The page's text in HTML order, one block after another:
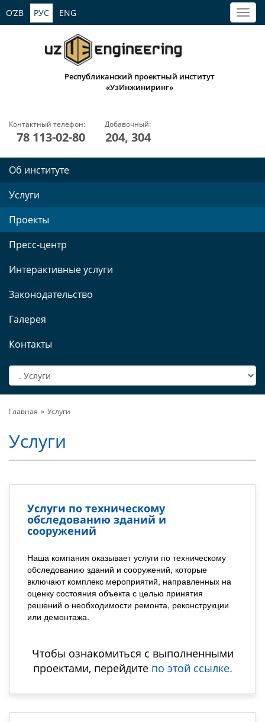
O’ZB РУС ENG
Республиканский проектный институт
«УзИнжиниринг»
Контактный телефон:
78 113-02-80
Добавочный:
204, 304
Об институте
Услуги
Проекты
Пресс-центр
Интерактивные услуги
Законодательство
Галерея
Контакты
Главная Услуги
Услуги
Услуги по техническому
обследованию зданий и
сооружений
Наша компания оказывает услуги по техническому
обследованию зданий и сооружений, которые
включают комплекс мероприятий, направленных на
оценку состояния объекта с целью принятия
решений о необходимости ремонта, реконструкции
или демонтажа.
Чтобы ознакомиться с выполненными
проектами, перейдите по этой ссылке.